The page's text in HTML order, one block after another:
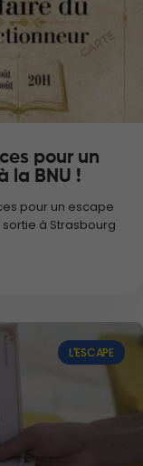
pour un
la BNU !
pour un escape
à Strasbourg
L'ESCAPE